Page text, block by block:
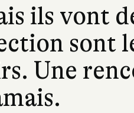
ils vont
sont
Une